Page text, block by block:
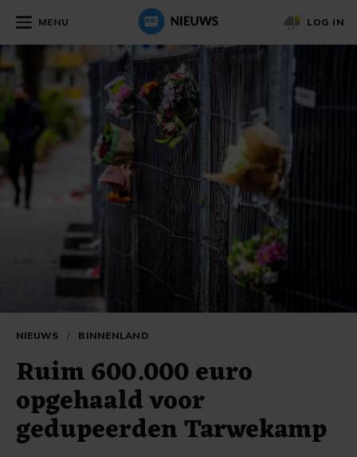
MENU LOG IN
NIEUWS / BINNENLAND
Ruim 600.000 euro
opgehaald voor
gedupeerden Tarwekamp